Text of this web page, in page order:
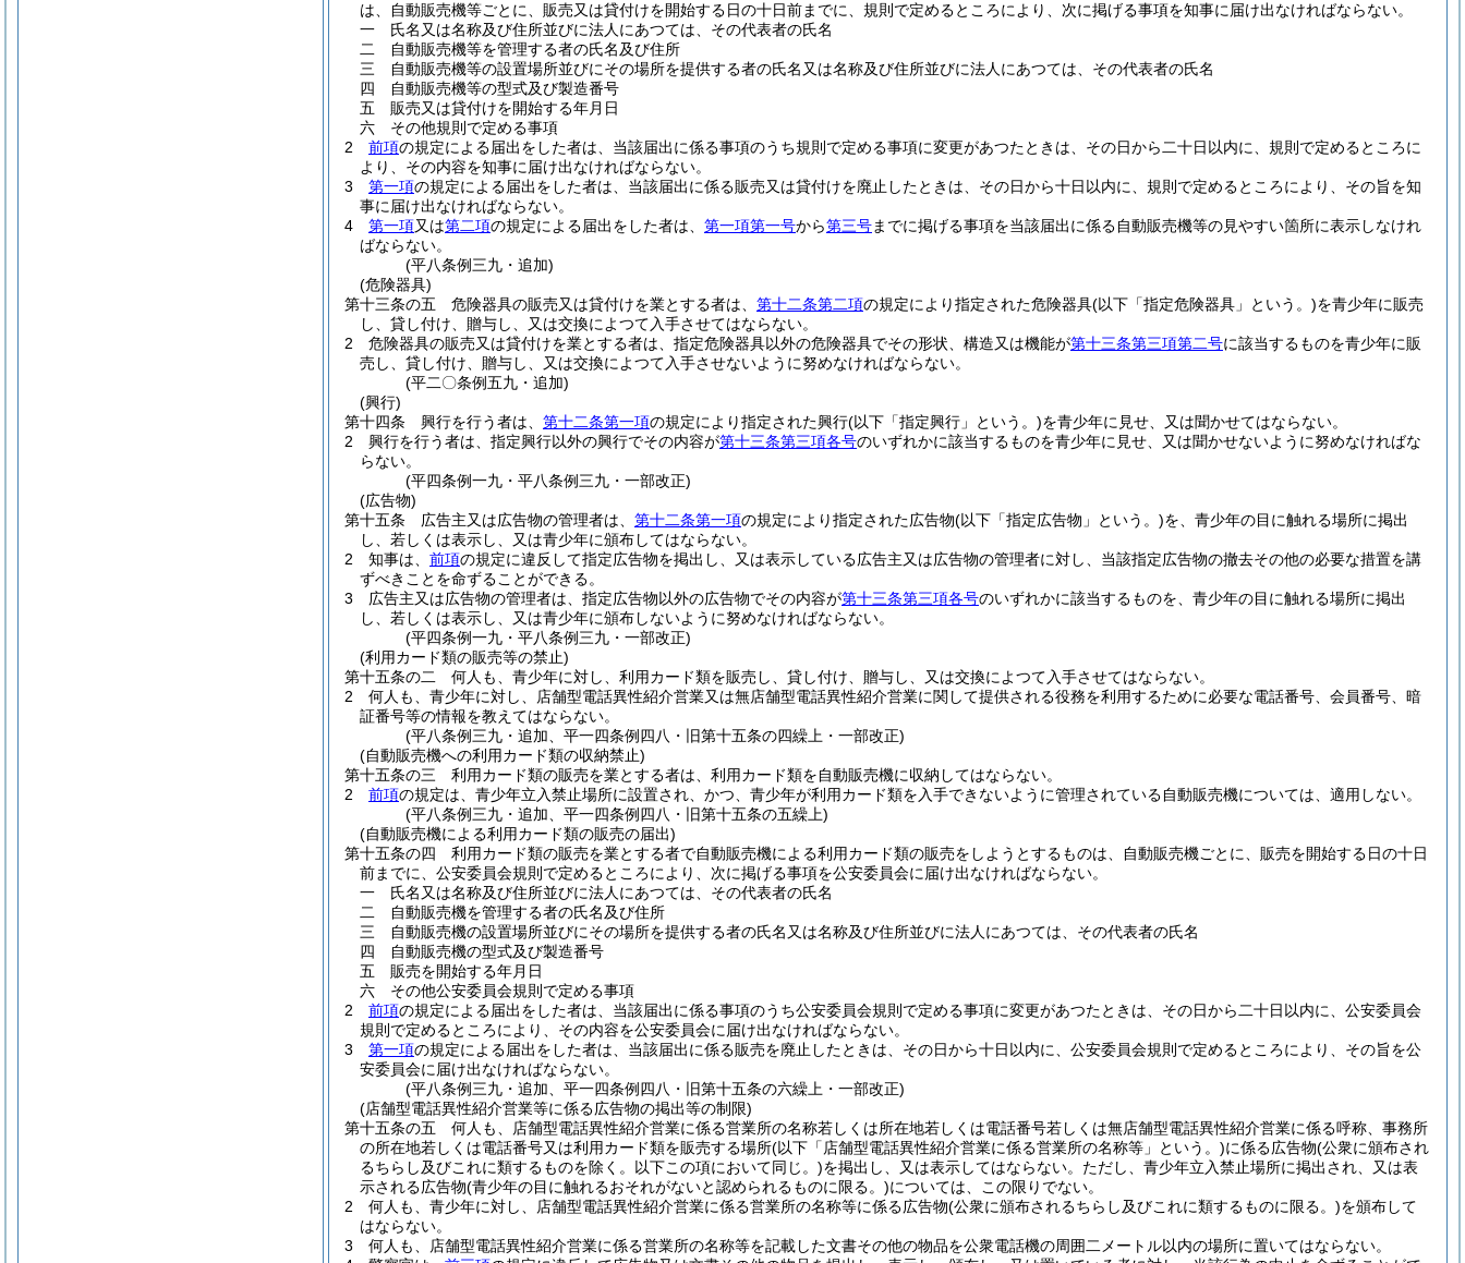
は、自動販売機等ごとに、販売又は貸付けを開始する日の十日前までに、規則で定めるところにより、次に掲げる事項を知事に届け出なければならない。
一
氏名又は名称及び住所並びに法人にあつては、その代表者の氏名
二
自動販売機等を管理する者の氏名及び住所
三
自動販売機等の設置場所並びにその場所を提供する者の氏名又は名称及び住所並びに法人にあつては、その代表者の氏名
四
自動販売機等の型式及び製造番号
五
販売又は貸付けを開始する年月日
六
その他規則で定める事項
2
前項の規定による届出をした者は、当該届出に係る事項のうち規則で定める事項に変更があつたときは、その日から二十日以内に、規則で定めるところに
より、その内容を知事に届け出なければならない。
3
第一項の規定による届出をした者は、当該届出に係る販売又は貸付けを廃止したときは、その日から十日以内に、規則で定めるところにより、その旨を知
事に届け出なければならない。
4
第一項又は第二項の規定による届出をした者は、 第一項第一号から第三号までに掲げる事項を当該届出に係る自動販売機等の見やすい箇所に表示しなけれ
ばならない。
(平八条例三九・追加)
(危険器具)
第十三条の五
危険器具の販売又は貸付けを業とする者は、 第十二条第二項の規定により指定された危険器具(以下「指定危険器具」という。)を青少年に販売
し、貸し付け、贈与し、又は交換によつて入手させてはならない。
2
危険器具の販売又は貸付けを業とする者は、指定危険器具以外の危険器具でその形状、構造又は機能が第十三条第三項第二号に該当するものを青少年に販
売し、貸し付け、贈与し、又は交換によつて入手させないように努めなければならない。
(平二〇条例五九・追加)
(興行)
第十四条
興行を行う者は、 第十二条第一項の規定により指定された興行(以下「指定興行」という。)を青少年に見せ、又は聞かせてはならない。
2
興行を行う者は、指定興行以外の興行でその内容が第十三条第三項各号のいずれかに該当するものを青少年に見せ、又は聞かせないように努めなければな
らない。
(平四条例一九・平八条例三九・一部改正)
(広告物)
第十五条
広告主又は広告物の管理者は、 第十二条第一項の規定により指定された広告物(以下「指定広告物」という。)を、青少年の目に触れる場所に掲出
し、若しくは表示し、又は青少年に頒布してはならない。
2
知事は、 前項の規定に違反して指定広告物を掲出し、又は表示している広告主又は広告物の管理者に対し、当該指定広告物の撤去その他の必要な措置を講
ずべきことを命ずることができる。
3
広告主又は広告物の管理者は、指定広告物以外の広告物でその内容が第十三条第三項各号のいずれかに該当するものを、青少年の目に触れる場所に掲出
し、若しくは表示し、又は青少年に頒布しないように努めなければならない。
(平四条例一九・平八条例三九・一部改正)
(利用カード類の販売等の禁止)
第十五条の二
何人も、青少年に対し、利用カード類を販売し、貸し付け、贈与し、又は交換によつて入手させてはならない。
2
何人も、青少年に対し、店舗型電話異性紹介営業又は無店舗型電話異性紹介営業に関して提供される役務を利用するために必要な電話番号、会員番号、暗
証番号等の情報を教えてはならない。
(平八条例三九・追加、平一四条例四八・旧第十五条の四繰上・一部改正)
(自動販売機への利用カード類の収納禁止)
第十五条の三
利用カード類の販売を業とする者は、利用カード類を自動販売機に収納してはならない。
2
前項の規定は、青少年立入禁止場所に設置され、かつ、青少年が利用カード類を入手できないように管理されている自動販売機については、適用しない。
(平八条例三九・追加、平一四条例四八・旧第十五条の五繰上)
(自動販売機による利用カード類の販売の届出)
第十五条の四
利用カード類の販売を業とする者で自動販売機による利用カード類の販売をしようとするものは、自動販売機ごとに、販売を開始する日の十日
前までに、公安委員会規則で定めるところにより、次に掲げる事項を公安委員会に届け出なければならない。
一
氏名又は名称及び住所並びに法人にあつては、その代表者の氏名
二
自動販売機を管理する者の氏名及び住所
三
自動販売機の設置場所並びにその場所を提供する者の氏名又は名称及び住所並びに法人にあつては、その代表者の氏名
四
自動販売機の型式及び製造番号
五
販売を開始する年月日
六
その他公安委員会規則で定める事項
2
前項の規定による届出をした者は、当該届出に係る事項のうち公安委員会規則で定める事項に変更があつたときは、その日から二十日以内に、公安委員会
規則で定めるところにより、その内容を公安委員会に届け出なければならない。
3
第一項の規定による届出をした者は、当該届出に係る販売を廃止したときは、その日から十日以内に、公安委員会規則で定めるところにより、その旨を公
安委員会に届け出なければならない。
(平八条例三九・追加、平一四条例四八・旧第十五条の六繰上・一部改正)
(店舗型電話異性紹介営業等に係る広告物の掲出等の制限)
第十五条の五
何人も、店舗型電話異性紹介営業に係る営業所の名称若しくは所在地若しくは電話番号若しくは無店舗型電話異性紹介営業に係る呼称、事務所
の所在地若しくは電話番号又は利用カード類を販売する場所(以下「店舗型電話異性紹介営業に係る営業所の名称等」という。)に係る広告物(公衆に頒布され
るちらし及びこれに類するものを除く。以下この項において同じ。)を掲出し、又は表示してはならない。 ただし、青少年立入禁止場所に掲出され、又は表
示される広告物(青少年の目に触れるおそれがないと認められるものに限る。)については、この限りでない。
2
何人も、青少年に対し、店舗型電話異性紹介営業に係る営業所の名称等に係る広告物(公衆に頒布されるちらし及びこれに類するものに限る。)を頒布して
はならない。
3
何人も、店舗型電話異性紹介営業に係る営業所の名称等を記載した文書その他の物品を公衆電話機の周囲二メートル以内の場所に置いてはならない。